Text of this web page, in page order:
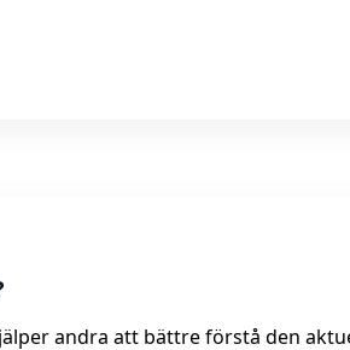
andra att bättre förstå den